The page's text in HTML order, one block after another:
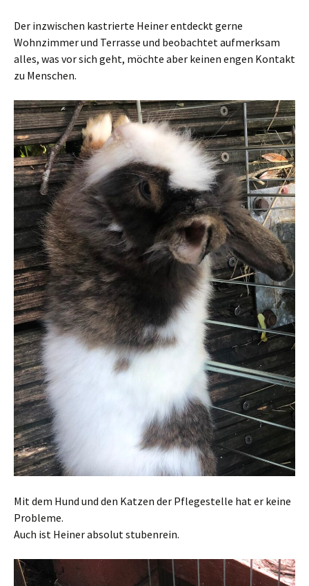
Der inzwischen kastrierte Heiner entdeckt gerne
Wohnzimmer und Terrasse und beobachtet aufmerksam
alles, was vor sich geht, möchte aber keinen engen Kontakt
zu Menschen.
Mit dem Hund und den Katzen der Pflegestelle hat er keine
Probleme.
Auch ist Heiner absolut stubenrein.